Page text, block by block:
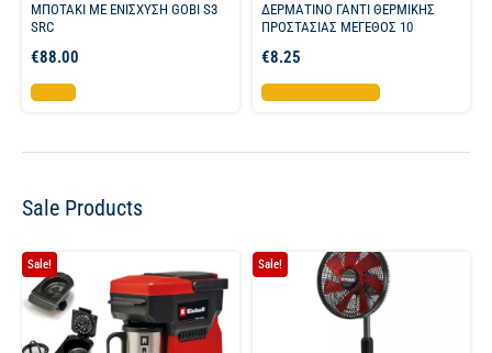
ΜΠΟΤΑΚΙ ΜΕ ΕΝΙΣΧΥΣΗ GOBI S3
SRC
€88.00
Επιλογή
ΔΕΡΜΑΤΙΝΟ ΓΑΝΤΙ ΘΕΡΜΙΚΗΣ
ΠΡΟΣΤΑΣΙΑΣ ΜΕΓΕΘΟΣ 10
€8.25
Προσθήκη στο καλάθι
Sale Products
Sale! Sale!